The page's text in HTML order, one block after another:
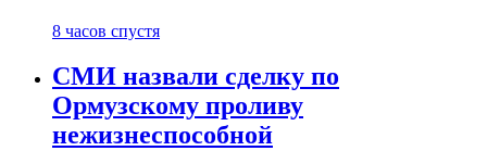
8 часов спустя
СМИ назвали сделку по
Ормузскому проливу
нежизнеспособной